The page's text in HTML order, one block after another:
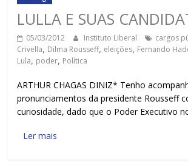
importante
da
sociedade.
LULLA E SUAS
05/03/2012 Instituto Liberal cargos
Crivella, Dilma Rousseff, eleições, Fernando
Lula, poder, Política
ARTHUR CHAGAS DINIZ* Tenho
pronunciamentos da presidente Rousseff
curiosidade, dado que o Poder Executivo
Ler mais